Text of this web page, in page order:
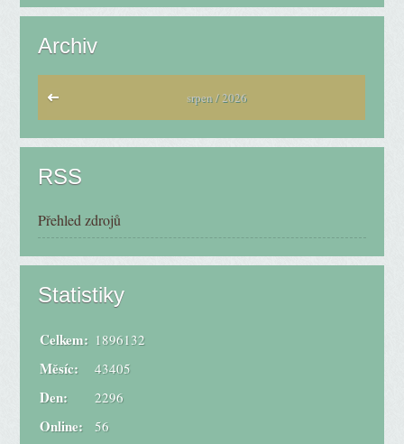
Archiv
srpen / 2026
RSS
Přehled zdrojů
Statistiky
Online: 56
Celkem: 1896132
Měsíc: 43405
Den: 2296